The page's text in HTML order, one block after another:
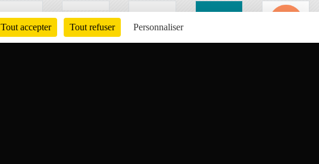
Tout accepter Tout refuser Personnaliser